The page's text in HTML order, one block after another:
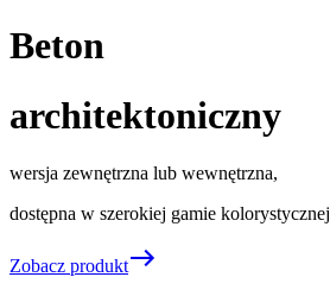
Beton
architektoniczny
wersja zewnętrzna lub wewnętrzna,
dostępna w szerokiej gamie kolorystycznej
Zobacz produkt